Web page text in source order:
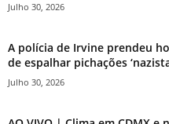
Julho 30, 2026
A polícia de Irvine prendeu
de espalhar pichações
Julho 30, 2026